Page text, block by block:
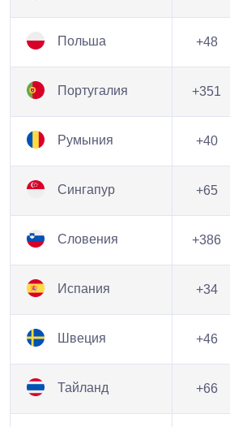
Польша +48
Португалия +351
Румыния +40
Сингапур +65
Словения +386
Испания +34
Швеция +46
Тайланд +66